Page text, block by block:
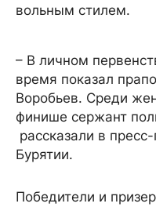
вольным стилем.
– В личном
время показал
Воробьев. Среди
финише сержант
рассказали в
Бурятии.
Победители и